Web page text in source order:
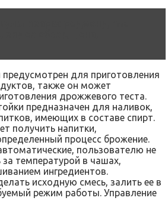
для приготовления
также он может
дрожжевого теста.
предназначен для наливок,
имеющих в составе спирт.
получить напитки,
процесс брожение.
пользователю не
температурой в чашах,
ингредиентов.
исходную смесь, залить ее в
режим работы. Управление